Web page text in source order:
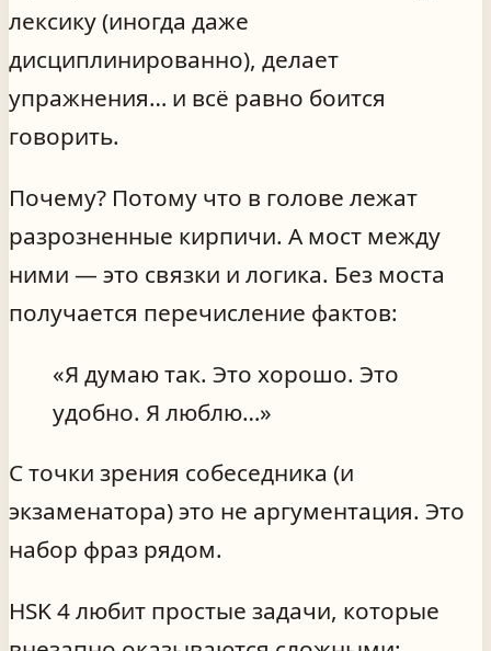
лексику (иногда даже
дисциплинированно), делает
упражнения… и всё равно боится
говорить.
Почему? Потому что в голове лежат
разрозненные кирпичи. А мост между
ними — это связки и логика. Без моста
получается перечисление фактов:
«Я думаю так. Это хорошо. Это
удобно. Я люблю…»
С точки зрения собеседника (и
экзаменатора) это не аргументация. Это
набор фраз рядом.
HSK 4 любит простые задачи, которые